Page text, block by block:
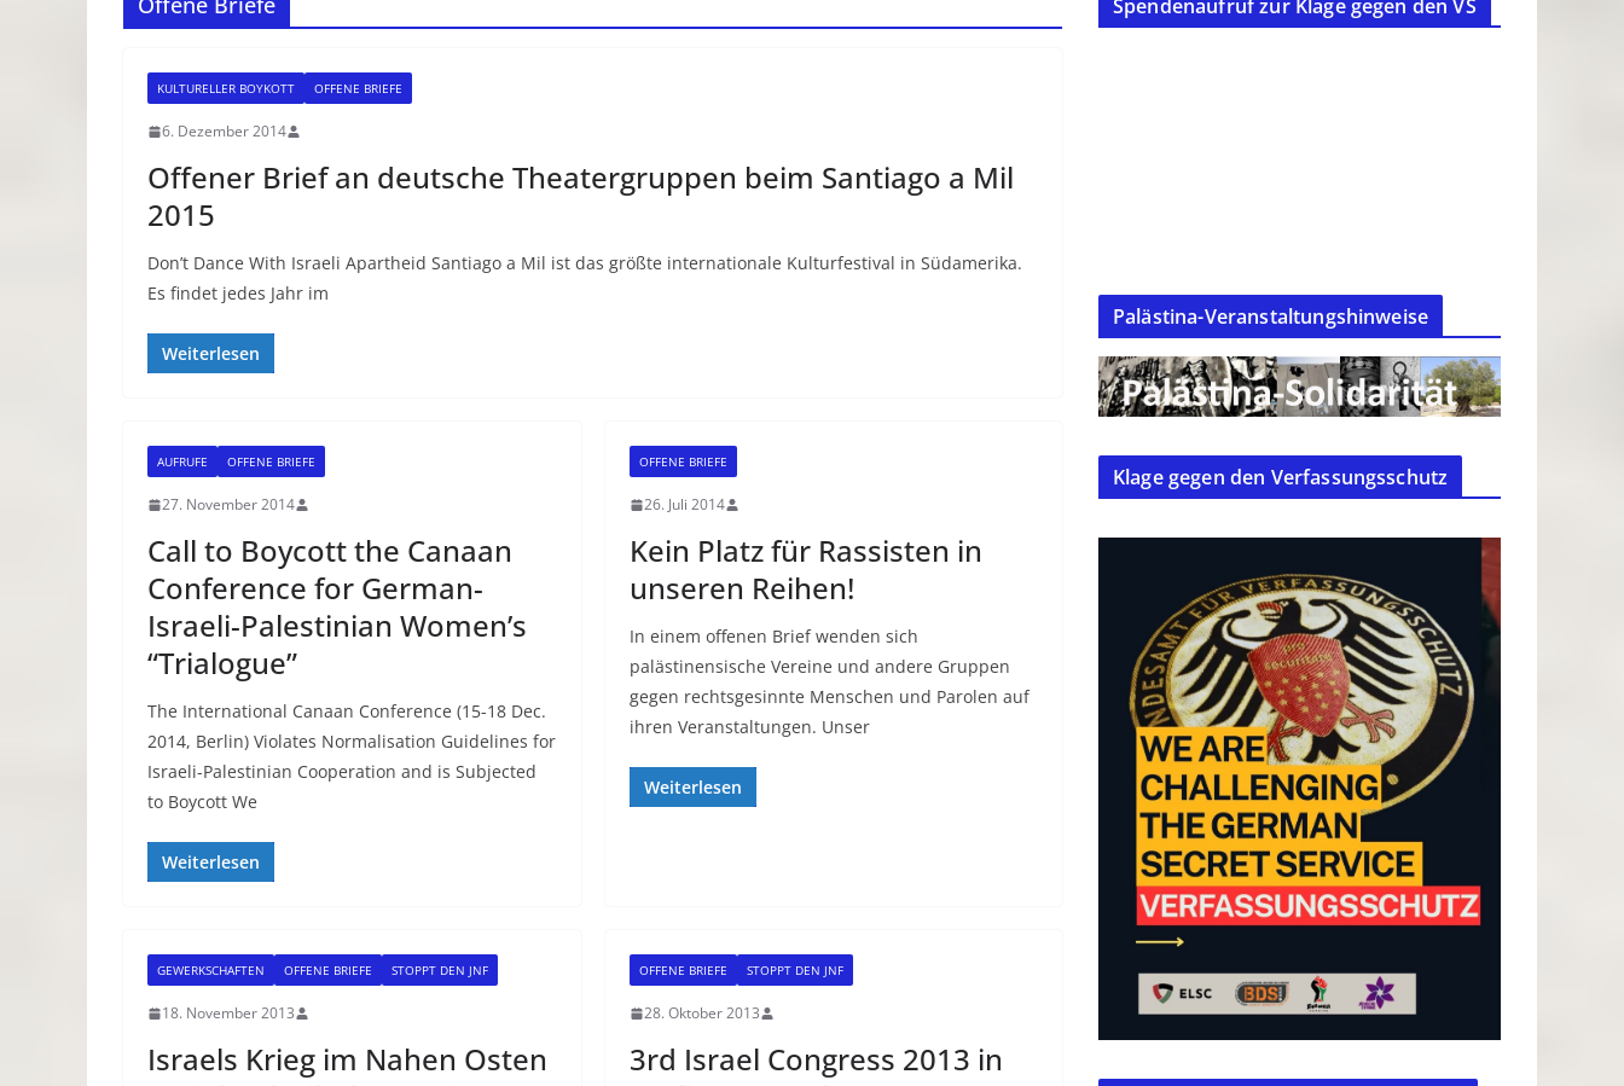
KULTURELLER BOYKOTT OFFENE BRIEFE
6. Dezember 2014
Offener Brief an deutsche Theatergruppen beim Santiago a Mil
2015
Don’t Dance With Israeli Apartheid Santiago a Mil ist das größte internationale Kulturfestival in Südamerika.
Es findet jedes Jahr im
Weiterlesen
AUFRUFE OFFENE BRIEFE
27. November 2014
Call to Boycott the Canaan
Conference for German-
Israeli-Palestinian Women’s
“Trialogue”
The International Canaan Conference (15-18 Dec.
2014, Berlin) Violates Normalisation Guidelines for
Israeli-Palestinian Cooperation and is Subjected
to Boycott We
Weiterlesen
OFFENE BRIEFE
26. Juli 2014
Kein Platz für Rassisten in
unseren Reihen!
In einem offenen Brief wenden sich
palästinensische Vereine und andere Gruppen
gegen rechtsgesinnte Menschen und Parolen auf
ihren Veranstaltungen. Unser
Weiterlesen
GEWERKSCHAFTEN OFFENE BRIEFE STOPPT DEN JNF
18. November 2013
Israels Krieg im Nahen Osten
OFFENE BRIEFE STOPPT DEN JNF
28. Oktober 2013
3rd Israel Congress 2013 in
Spendenaufruf zur Klage gegen den VS
Palästina-Veranstaltungshinweise
Klage gegen den Verfassungsschutz